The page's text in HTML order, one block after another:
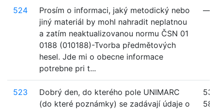
524
Prosím o informaci, jaký metodický nebo
jiný materiál by mohl nahradit neplatnou
a zatím neaktualizovanou normu ČSN 01
0188 (010188)-Tvorba předmětových
hesel. Jde mi o obecne informace
potrebne pri t...
—
523
Dobrý den, do kterého pole UNIMARC
(do které poznámky) se zadávají údaje o
580